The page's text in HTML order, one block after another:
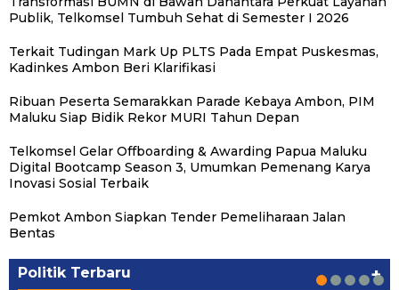
Publik, Telkomsel Tumbuh Sehat di Semester I 2026
Terkait Tudingan Mark Up PLTS Pada Empat Puskesmas,
Kadinkes Ambon Beri Klarifikasi
Ribuan Peserta Semarakkan Parade Kebaya Ambon, PIM
Maluku Siap Bidik Rekor MURI Tahun Depan
Telkomsel Gelar Offboarding & Awarding Papua Maluku
Digital Bootcamp Season 3, Umumkan Pemenang Karya
Inovasi Sosial Terbaik
Pemkot Ambon Siapkan Tender Pemeliharaan Jalan
Bentas
Politik Terbaru +
Michael Wattimena : Blok Masela Mulai
Politik | Juni 24, 2026
Putra Maluku Pimpin Penegakan Hukum ESDM,
Politik | Juni 24, 2026
Milad ke-24 PKS Maluku, Ratusan Warga
Politik | Mei 17, 2026
PKS Targetkan Peningkatan Kursi Legislatif
Politik | Agustus 24, 2025
Gubernur Maluku Harap PKS Terus
Politik | Agustus 24, 2025